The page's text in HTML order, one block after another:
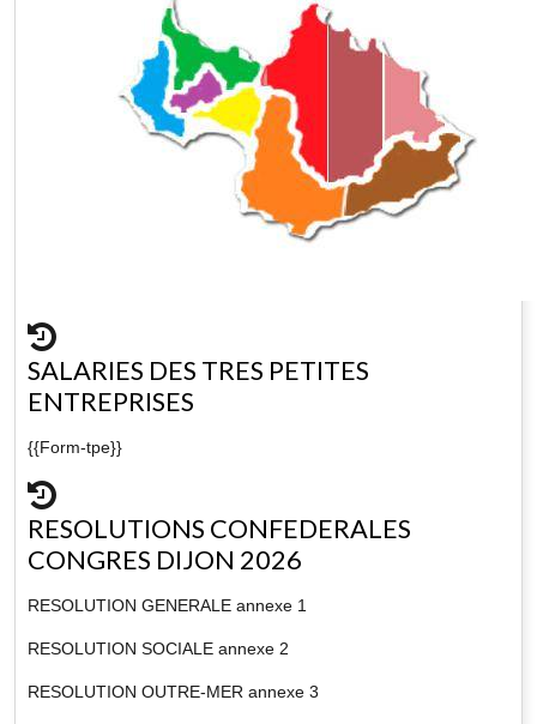
SALARIES DES TRES PETITES
ENTREPRISES
{{Form-tpe}}
RESOLUTIONS CONFEDERALES
CONGRES DIJON 2026
RESOLUTION GENERALE annexe 1
RESOLUTION SOCIALE annexe 2
RESOLUTION OUTRE-MER annexe 3